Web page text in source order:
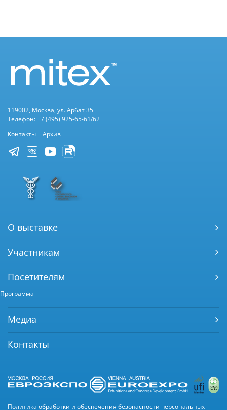
119002, Москва, ул. Арбат 35
Телефон: +7 (495) 925-65-61/62
Контакты
Архив
О выставке
Участникам
Посетителям
Программа
Медиа
Контакты
Политика обработки и обеспечения безопасности персональных